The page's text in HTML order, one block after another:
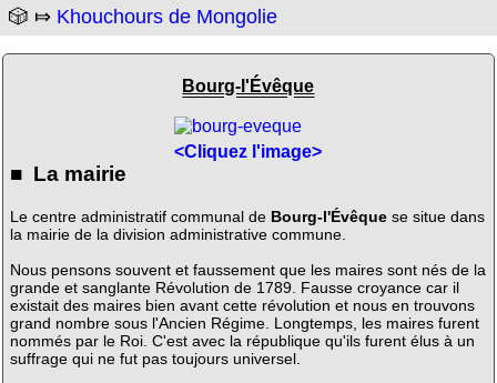
🎲 ⤇ Khouchours de Mongolie
Bourg-l'Évêque
<Cliquez l'image>
■ La mairie
Le centre administratif communal de Bourg-l'Évêquese situe dans
la mairie de la division administrative commune.
Nous pensons souvent et faussement que les maires sont nés de la
grande et sanglante Révolution de 1789. Fausse croyance car il
existait des maires bien avant cette révolution et nous en trouvons
grand nombre sous l'Ancien Régime. Longtemps, les maires furent
nommés par le Roi. C'est avec la république qu'ils furent élus à un
suffrage qui ne fut pas toujours universel.